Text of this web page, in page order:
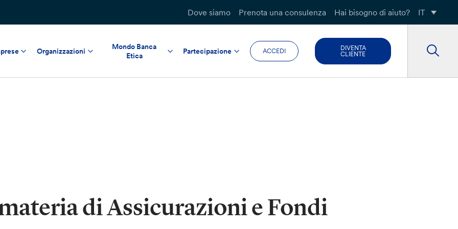
Dove siamo Prenota una consulenza Hai bisogno di aiuto? IT
Organizzazioni
Mondo Banca
Etica
Partecipazione ACCEDI
DIVENTA
CLIENTE
di Assicurazioni e Fondi